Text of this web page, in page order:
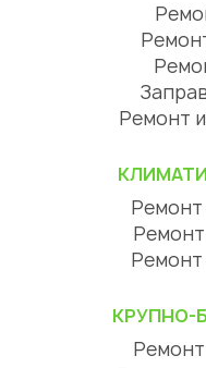
Ремонт
Ремонт
КРУПНО-